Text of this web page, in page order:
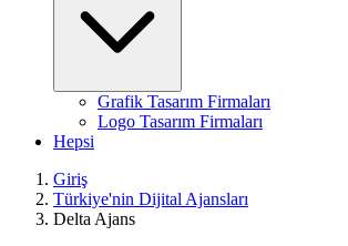
Grafik Tasarım Firmaları
Logo Tasarım Firmaları
Hepsi
Giriş
Türkiye'nin Dijital Ajansları
Delta Ajans